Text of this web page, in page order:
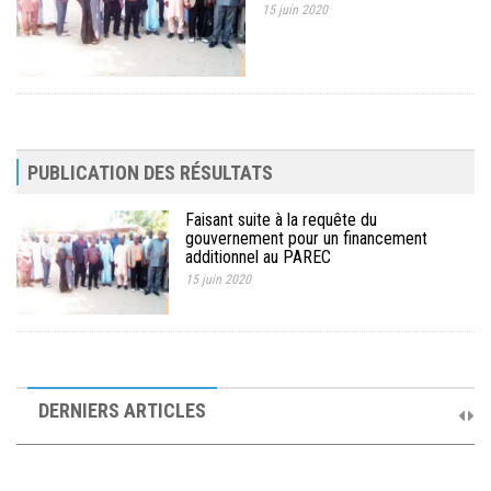
15 juin 2020
PUBLICATION DES RÉSULTATS
Faisant suite à la requête du
gouvernement pour un financement
additionnel au PAREC
15 juin 2020
DERNIERS ARTICLES
Comité de Pilotage du PAREC
19 septembre 2025